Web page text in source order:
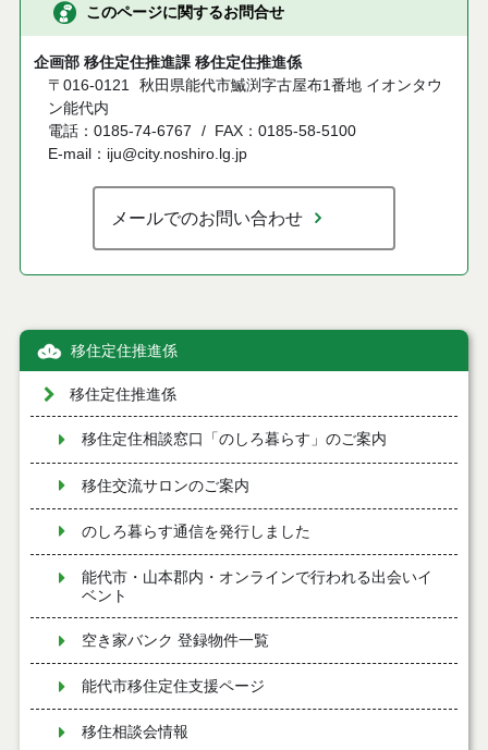
このページに関するお問合せ
企画部 移住定住推進課 移住定住推進係
〒016-0121 秋田県能代市鰄渕字古屋布1番地 イオンタウ
ン能代内
電話：0185-74-6767
FAX：0185-58-5100
E-mail：iju@city.noshiro.lg.jp
メールでのお問い合わせ
移住定住推進係
移住定住推進係
移住定住相談窓口「のしろ暮らす」のご案内
移住交流サロンのご案内
のしろ暮らす通信を発行しました
能代市・山本郡内・オンラインで行われる出会いイ
ベント
空き家バンク 登録物件一覧
能代市移住定住支援ページ
移住相談会情報